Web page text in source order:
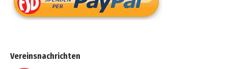
Vereinsnachrichten